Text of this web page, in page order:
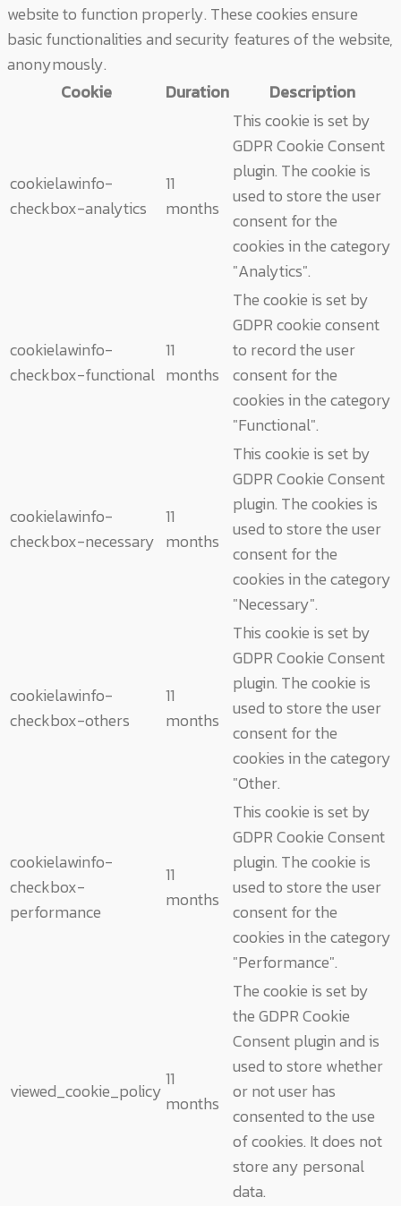
website to function properly. These cookies ensure
basic functionalities and security features of the website,
anonymously.
Cookie
Duration Description
cookielawinfo-
checkbox-analytics
11
months
This cookie is set by
GDPR Cookie Consent
plugin. The cookie is
used to store the user
consent for the
cookies in the category
"Analytics".
cookielawinfo-
checkbox-functional
11
months
The cookie is set by
GDPR cookie consent
to record the user
consent for the
cookies in the category
"Functional".
cookielawinfo-
checkbox-necessary
11
months
This cookie is set by
GDPR Cookie Consent
plugin. The cookies is
used to store the user
consent for the
cookies in the category
"Necessary".
cookielawinfo-
checkbox-others
11
months
This cookie is set by
GDPR Cookie Consent
plugin. The cookie is
used to store the user
consent for the
cookies in the category
"Other.
cookielawinfo-
checkbox-
performance
11
months
This cookie is set by
GDPR Cookie Consent
plugin. The cookie is
used to store the user
consent for the
cookies in the category
"Performance".
viewed_cookie_policy
11
months
The cookie is set by
the GDPR Cookie
Consent plugin and is
used to store whether
or not user has
consented to the use
of cookies. It does not
store any personal
data.